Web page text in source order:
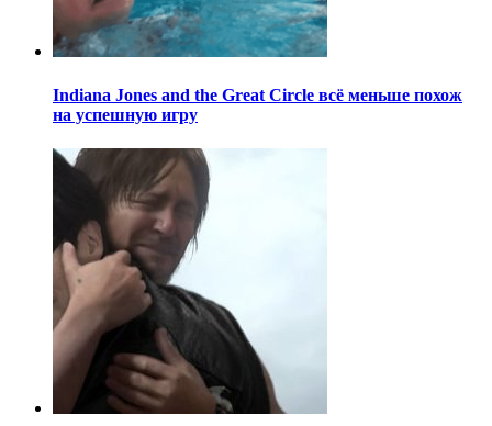
Indiana Jones and the Great Circle всё меньше похож
на успешную игру